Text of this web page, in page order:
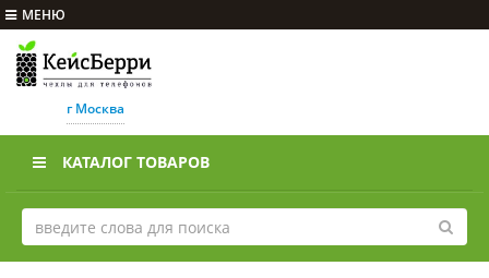
МЕНЮ
г Москва
КАТАЛОГ ТОВАРОВ